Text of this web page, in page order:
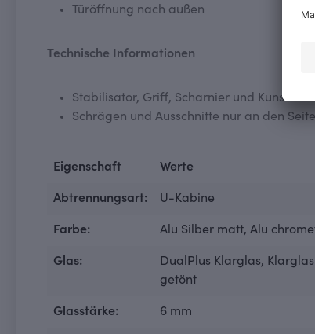
Türöffnung nach außen
Technische Informationen
Stabilisator, Griff, Scharnier und
Schrägen und Ausschnitte nur an den
Eigenschaft Werte
Abtrennungsart: U-Kabine
Farbe: Alu Silber matt, Alu
Glas: DualPlus Klarglas,
getönt
Glasstärke: 6 mm